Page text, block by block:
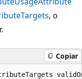
, o
Copiar